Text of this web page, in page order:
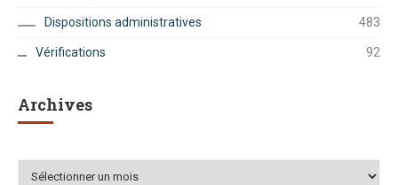
Dispositions administratives 483
Vérifications 92
Archives
Archives